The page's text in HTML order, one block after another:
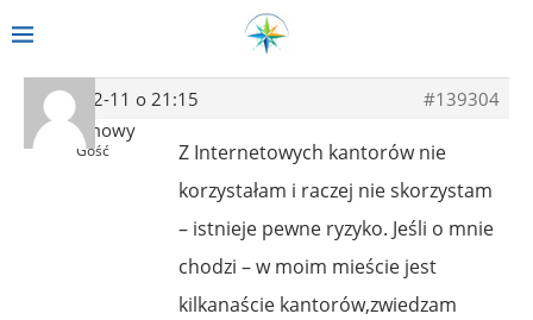
2014-02-11 o 21:15
#139304
Anonimowy
Gość
Z Internetowych kantorów nie
korzystałam i raczej nie skorzystam
– istnieje pewne ryzyko. Jeśli o mnie
chodzi – w moim mieście jest
kilkanaście kantorów,zwiedzam